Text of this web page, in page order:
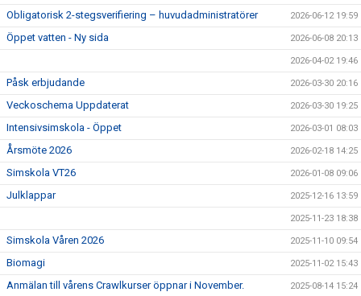
Obligatorisk 2-stegsverifiering – huvudadministratörer 2026-06-12 19:59
Öppet vatten - Ny sida 2026-06-08 20:13
2026-04-02 19:46
Påsk erbjudande 2026-03-30 20:16
Veckoschema Uppdaterat 2026-03-30 19:25
Intensivsimskola - Öppet 2026-03-01 08:03
Årsmöte 2026 2026-02-18 14:25
Simskola VT26 2026-01-08 09:06
Julklappar 2025-12-16 13:59
2025-11-23 18:38
Simskola Våren 2026 2025-11-10 09:54
Biomagi 2025-11-02 15:43
Anmälan till vårens Crawlkurser öppnar i November. 2025-08-14 15:24